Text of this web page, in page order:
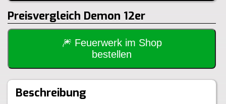
Hersteller:
Jorge
Kaliber:
17mm
Inhalt je Pack:
12 Stück
Steighöhe:
50m
24 Stück
400g
Gewicht Netto:
9g
Klasse:
1.4G
BAM:
Preisvergleich Demon 12er
🎆 Feuerwerk im Shop
bestellen
Beschreibung